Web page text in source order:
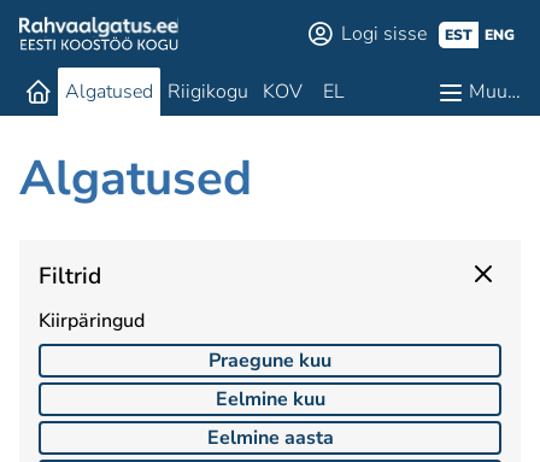
Logi sisse EST ENG
Algatused Riigikogu KOV EL Muu…
Algatused
Filtrid
Kiirpäringud
Praegune kuu
Eelmine kuu
Eelmine aasta